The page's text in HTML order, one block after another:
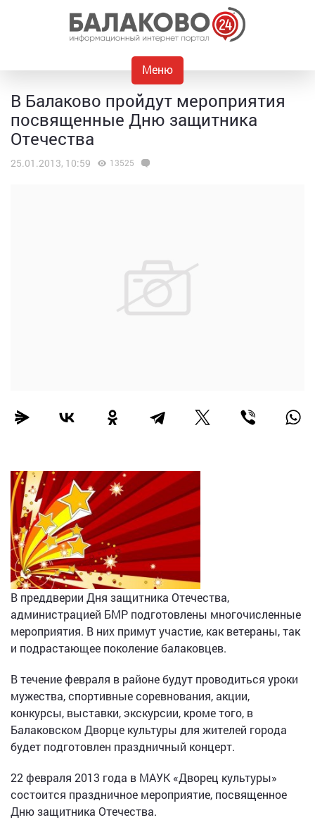
Меню
В Балаково пройдут мероприятия
посвященные Дню защитника
Отечества
25.01.2013, 10:59 13525
В преддверии Дня защитника Отечества,
администрацией БМР подготовлены многочисленные
мероприятия. В них примут участие, как ветераны, так
и подрастающее поколение балаковцев.
В течение февраля в районе будут проводиться уроки
мужества, спортивные соревнования, акции,
конкурсы, выставки, экскурсии, кроме того, в
Балаковском Дворце культуры для жителей города
будет подготовлен праздничный концерт.
22 февраля 2013 года в МАУК «Дворец культуры»
состоится праздничное мероприятие, посвященное
Дню защитника Отечества.